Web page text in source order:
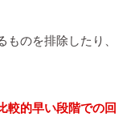
のを排除したり、
較的早い段階での回